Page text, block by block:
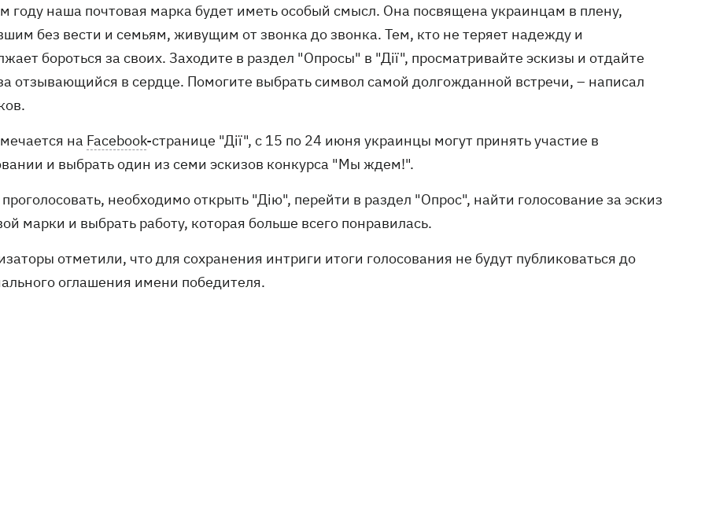
году наша почтовая марка будет иметь особый смысл. Она посвящена украинцам в плену,
без вести и семьям, живущим от звонка до звонка. Тем, кто не теряет надежду и
бороться за своих. Заходите в раздел "Опросы" в "Дії", просматривайте эскизы и отдайте
отзывающийся в сердце. Помогите выбрать символ самой долгожданной встречи, – написал
на Facebook-странице "Дії", с 15 по 24 июня украинцы могут принять участие в
и выбрать один из семи эскизов конкурса "Мы ждем!".
необходимо открыть "Дію", перейти в раздел "Опрос", найти голосование за эскиз
марки и выбрать работу, которая больше всего понравилась.
отметили, что для сохранения интриги итоги голосования не будут публиковаться до
оглашения имени победителя.